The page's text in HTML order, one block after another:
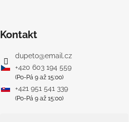
Kontakt
dupeto@email.cz
+420 603 194 559
(Po-Pá 9 až 15:00)
+421 951 541 339
(Po-Pá 9 až 15:00)